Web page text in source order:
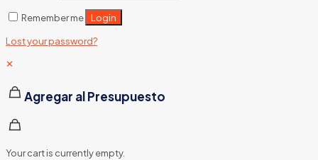
Remember me Login
Lost your password?
✕
Agregar al Presupuesto
Your cart is currently empty.